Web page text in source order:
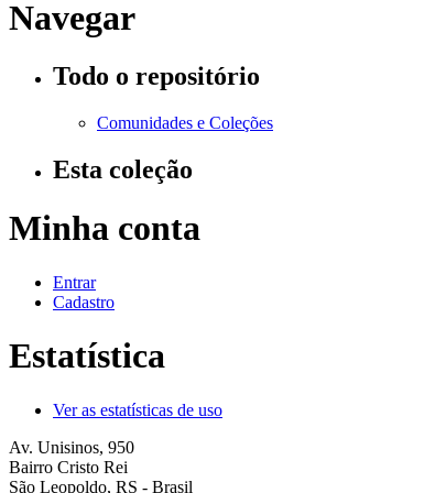
Navegar
Todo o repositório
Comunidades e Coleções
Esta coleção
Minha conta
Entrar
Cadastro
Estatística
Ver as estatísticas de uso
Av. Unisinos, 950
Bairro Cristo Rei
São Leopoldo, RS - Brasil